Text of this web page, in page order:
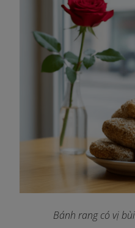
Bánh rang có vị